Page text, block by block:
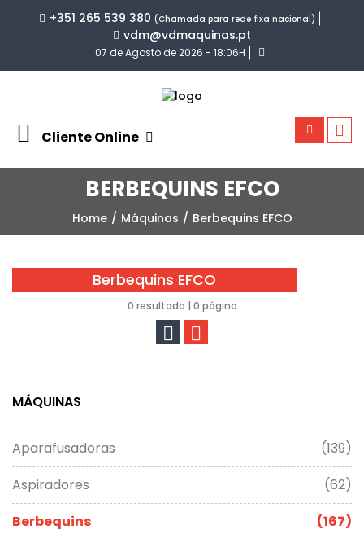
+351 265 539 380 (Chamada para rede fixa nacional)
vdm@vdmaquinas.pt
07 de Agosto de 2026 - 18:06H
Cliente Online
BERBEQUINS EFCO
Home Máquinas Berbequins EFCO
Berbequins EFCO
0 resultado | 0 página
MÁQUINAS
Aparafusadoras
(139)
Aspiradores
(62)
Berbequins
(167)